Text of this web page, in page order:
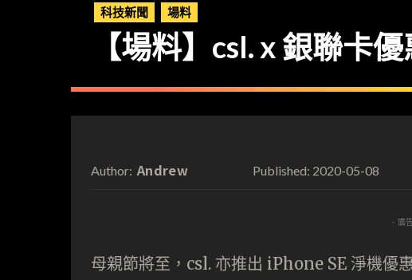
科技新聞 場料
【場料】csl. x 銀聯卡
Author: Andrew Published: 2020-05-08
- 廣
母親節將至，csl. 亦推出 iPhone SE 淨機優